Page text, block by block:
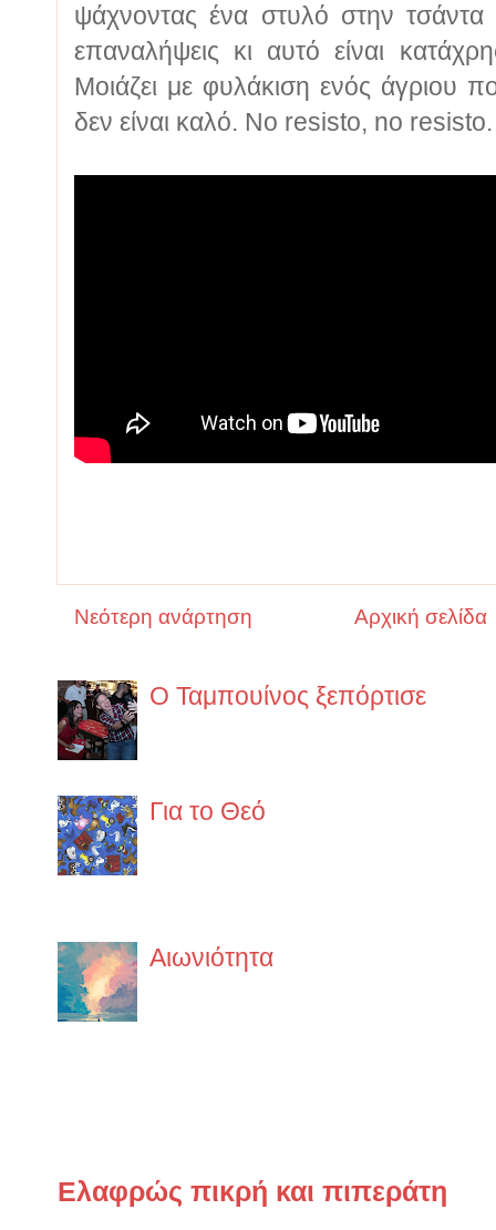
ψάχνοντας ένα στυλό στην
επαναλήψεις κι αυτό είναι
Μοιάζει με φυλάκιση ενός άγριου
δεν είναι καλό. No resisto, no resisto.
Νεότερη ανάρτηση Αρχική σελίδα
Ο Ταμπουίνος ξεπόρτισε
Για το Θεό
Αιωνιότητα
Ελαφρώς πικρή και πιπεράτη